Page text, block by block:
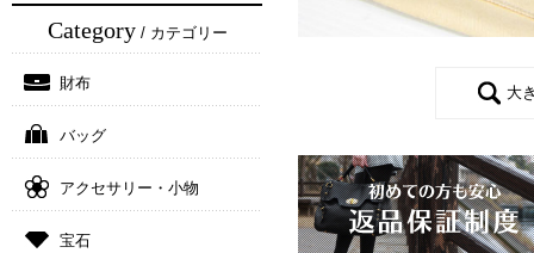
Category/ カテゴリー
財布
バッグ
アクセサリー・小物
宝石
大